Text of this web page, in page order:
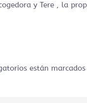
y Tere , la
están marcados